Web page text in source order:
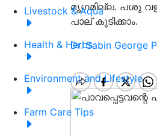
Livestock & Aqua
Health & Herbs
Environment and Lifestyle
Farm Care Tips
മൃഗമില്ല. പശു
പാല് കുടിക്കാം.
Dr. Sabin George